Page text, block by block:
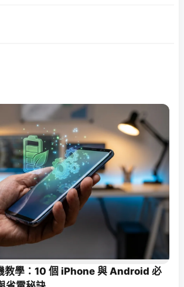
教學：10 個 iPhone 與 Android 必